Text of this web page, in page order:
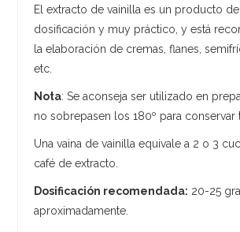
El extracto de vainilla es un producto de
dosificación y muy práctico, y está
la elaboración de cremas, flanes,
etc.
Nota: Se aconseja ser utilizado en
no sobrepasen los 180º para conservar
Una vaina de vainilla equivale a 2 o 3
café de extracto.
Dosificación recomendada: 20-25
aproximadamente.